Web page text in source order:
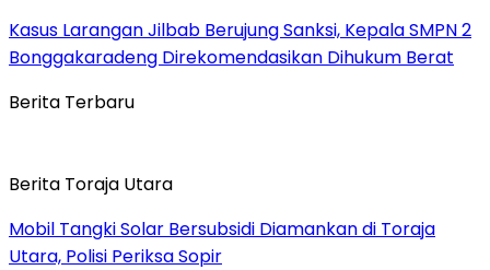
Kasus Larangan Jilbab Berujung Sanksi, Kepala SMPN 2
Bonggakaradeng Direkomendasikan Dihukum Berat
Berita Terbaru
Berita Toraja Utara
Mobil Tangki Solar Bersubsidi Diamankan di Toraja
Utara, Polisi Periksa Sopir